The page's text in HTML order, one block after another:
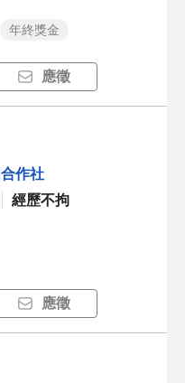
年終獎金
應徵
作社
經歷不拘
應徵